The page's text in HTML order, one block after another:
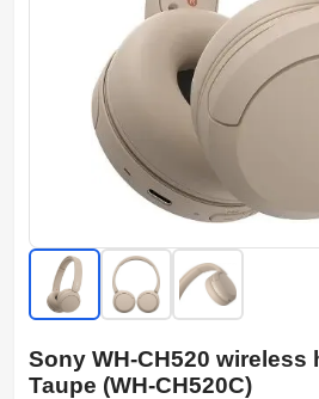
Sony WH-CH520 wireless
Taupe (WH-CH520C)